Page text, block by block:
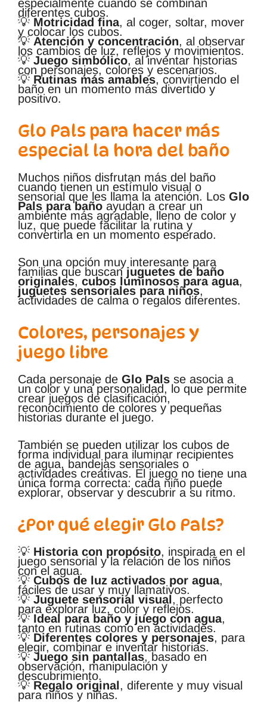
especialmente cuando se combinan
diferentes cubos.
💡 Motricidad fina, al coger, soltar, mover
y colocar los cubos.
💡 Atención y concentración, al observar
los cambios de luz, reflejos y movimientos.
💡 Juego simbólico, al inventar historias
con personajes, colores y escenarios.
💡 Rutinas más amables, convirtiendo el
baño en un momento más divertido y
positivo.
Glo Pals para hacer más
especial la hora del baño
Muchos niños disfrutan más del baño
cuando tienen un estímulo visual o
sensorial que les llama la atención. Los Glo
Pals para baño ayudan a crear un
ambiente más agradable, lleno de color y
luz, que puede facilitar la rutina y
convertirla en un momento esperado.
Son una opción muy interesante para
familias que buscan juguetes de baño
originales, cubos luminosos para agua,
juguetes sensoriales para niños,
actividades de calma o regalos diferentes.
Colores, personajes y
juego libre
Cada personaje de Glo Pals se asocia a
un color y una personalidad, lo que permite
crear juegos de clasificación,
reconocimiento de colores y pequeñas
historias durante el juego.
También se pueden utilizar los cubos de
forma individual para iluminar recipientes
de agua, bandejas sensoriales o
actividades creativas. El juego no tiene una
única forma correcta: cada niño puede
explorar, observar y descubrir a su ritmo.
¿Por qué elegir Glo Pals?
💡 Historia con propósito, inspirada en el
juego sensorial y la relación de los niños
con el agua.
💡 Cubos de luz activados por agua,
fáciles de usar y muy llamativos.
💡 Juguete sensorial visual, perfecto
para explorar luz, color y reflejos.
💡 Ideal para baño y juego con agua,
tanto en rutinas como en actividades.
💡 Diferentes colores y personajes, para
elegir, combinar e inventar historias.
💡 Juego sin pantallas, basado en
observación, manipulación y
descubrimiento.
💡 Regalo original, diferente y muy visual
para niños y niñas.